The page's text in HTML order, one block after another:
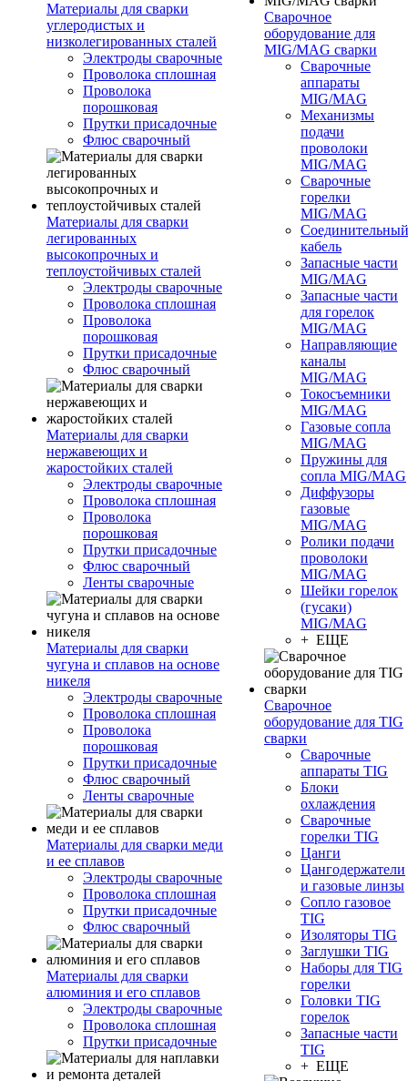
Материалы для сварки
углеродистых и
низколегированных сталей
Электроды сварочные
Проволока сплошная
Проволока
порошковая
Прутки присадочные
Флюс сварочный
Материалы для сварки
легированных
высокопрочных и
теплоустойчивых сталей
Электроды сварочные
Проволока сплошная
Проволока
порошковая
Прутки присадочные
Флюс сварочный
Материалы для сварки
нержавеющих и
жаростойких сталей
Электроды сварочные
Проволока сплошная
Проволока
порошковая
Прутки присадочные
Флюс сварочный
Ленты сварочные
Материалы для сварки
чугуна и сплавов на основе
никеля
Электроды сварочные
Проволока сплошная
Проволока
порошковая
Прутки присадочные
Флюс сварочный
Ленты сварочные
Материалы для сварки меди
и ее сплавов
Электроды сварочные
Проволока сплошная
Прутки присадочные
Флюс сварочный
Материалы для сварки
алюминия и его сплавов
Электроды сварочные
Проволока сплошная
Прутки присадочные
Сварочное
оборудование для
MIG/MAG сварки
Сварочные
аппараты
MIG/MAG
Механизмы
подачи
проволоки
MIG/MAG
Сварочные
горелки
MIG/MAG
Соединительный
кабель
Запасные части
MIG/MAG
Запасные части
для горелок
MIG/MAG
Направляющие
каналы
MIG/MAG
Токосъемники
MIG/MAG
Газовые сопла
MIG/MAG
Пружины для
сопла MIG/MAG
Диффузоры
газовые
MIG/MAG
Ролики подачи
проволоки
MIG/MAG
Шейки горелок
(гусаки)
MIG/MAG
+ ЕЩЕ
Сварочное
оборудование для TIG
сварки
Сварочные
аппараты TIG
Блоки
охлаждения
Сварочные
горелки TIG
Цанги
Цангодержатели
и газовые линзы
Сопло газовое
TIG
Изоляторы TIG
Заглушки TIG
Наборы для TIG
горелки
Головки TIG
горелок
Запасные части
TIG
+ ЕЩЕ